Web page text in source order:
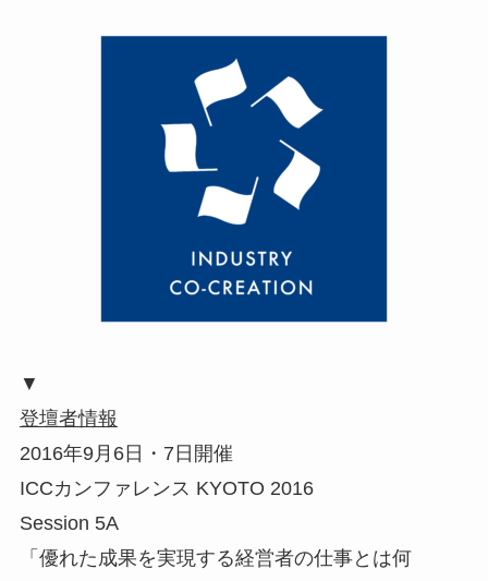
▼
登壇者情報
2016年9月6日・7日開催
ICCカンファレンス KYOTO 2016
Session 5A
「優れた成果を実現する経営者の仕事とは何